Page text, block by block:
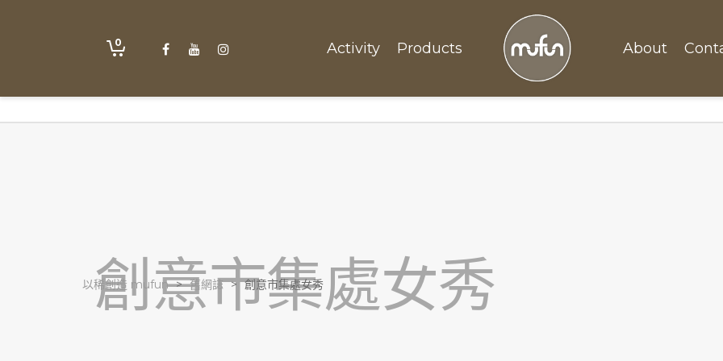
0 Activity Products About
創意市集處女秀
以稀創造 mufun > 舊網誌 > 創意市集處女秀